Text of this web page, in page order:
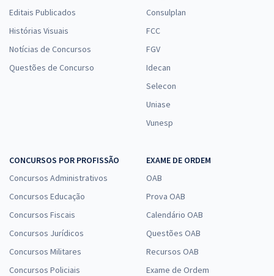
Editais Publicados
Histórias Visuais
Notícias de Concursos
Questões de Concurso
Consulplan
FCC
FGV
Idecan
Selecon
Uniase
Vunesp
CONCURSOS POR PROFISSÃO
Concursos Administrativos
Concursos Educação
Concursos Fiscais
Concursos Jurídicos
Concursos Militares
Concursos Policiais
EXAME DE ORDEM
OAB
Prova OAB
Calendário OAB
Questões OAB
Recursos OAB
Exame de Ordem